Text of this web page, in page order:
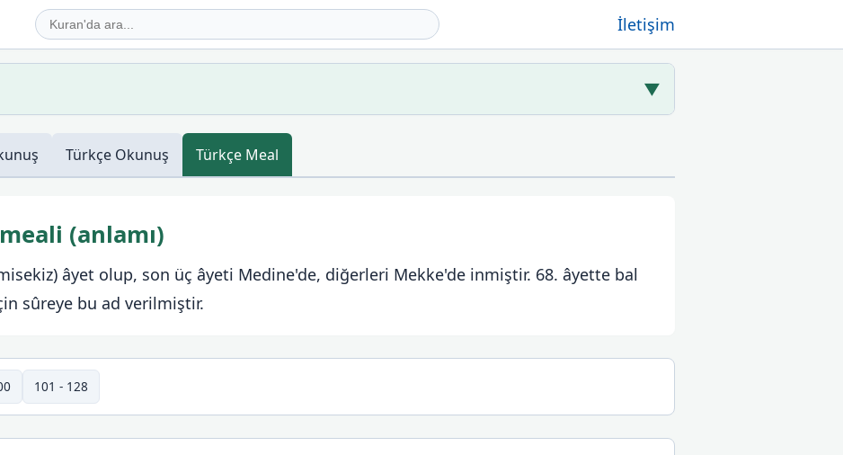
İletişim
▼
Türkçe Okunuş Türkçe Meal
(anlamı)
âyet olup, son üç âyeti Medine'de, diğerleri Mekke'de inmiştir. 68. âyette bal
sûreye bu ad verilmiştir.
101 - 128